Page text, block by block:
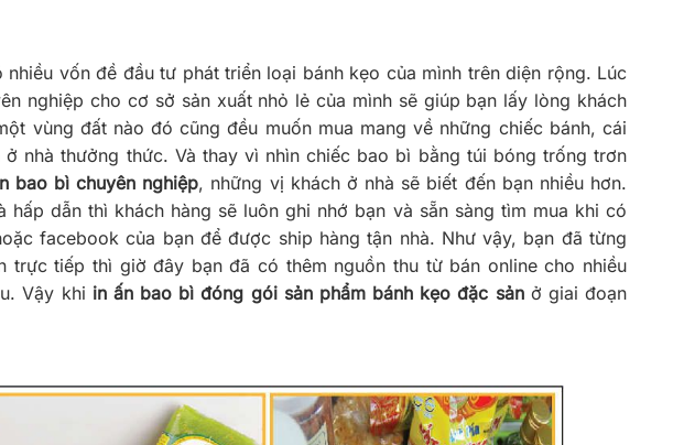
vốn đề đầu tư phát triển loại bánh kẹo của mình trên diện rộng. Lúc
nghiệp cho cơ sở sản xuất nhỏ lẻ của mình sẽ giúp bạn lấy lòng khách
vùng đất nào đó cũng đều muốn mua mang về những chiếc bánh, cái
nhà thưởng thức. Và thay vì nhìn chiếc bao bì bằng túi bóng trống trơn
bao bì chuyên nghiệp, những vị khách ở nhà sẽ biết đến bạn nhiều hơn.
dẫn thì khách hàng sẽ luôn ghi nhớ bạn và sẵn sàng tìm mua khi có
facebook của bạn để được ship hàng tận nhà. Như vậy, bạn đã từng
trực tiếp thì giờ đây bạn đã có thêm nguồn thu từ bán online cho nhiều
Vậy khi in ấn bao bì đóng gói sản phẩm bánh kẹo đặc sảnở giai đoạn